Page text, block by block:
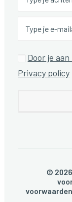
Door je
Privacy policy
©
voorwaarden